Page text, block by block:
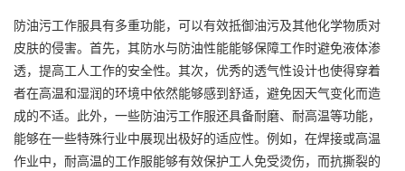
防油污工作服具有多重功能，可以有效抵御油污及其他化学物质对
皮肤的侵害。首先，其防水与防油性能能够保障工作时避免液体渗
透，提高工人工作的安全性。其次，优秀的透气性设计也使得穿着
者在高温和湿润的环境中依然能够感到舒适，避免因天气变化而造
成的不适。此外，一些防油污工作服还具备耐磨、耐高温等功能，
能够在一些特殊行业中展现出极好的适应性。例如，在焊接或高温
作业中，耐高温的工作服能够有效保护工人免受烫伤，而抗撕裂的